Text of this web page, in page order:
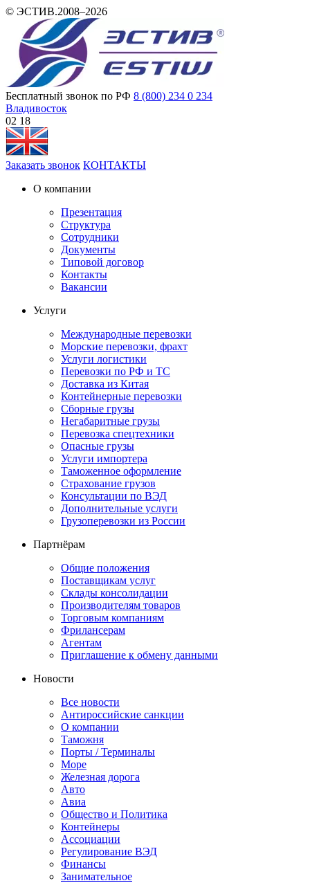
© ЭСТИВ.2008–2026
Бесплатный звонок по РФ 8 (800) 234 0 234
Владивосток
02 18
Заказать звонок КОНТАКТЫ
О компании
Презентация
Структура
Сотрудники
Документы
Типовой договор
Контакты
Вакансии
Услуги
Международные перевозки
Морские перевозки, фрахт
Услуги логистики
Перевозки по РФ и ТС
Доставка из Китая
Контейнерные перевозки
Сборные грузы
Негабаритные грузы
Перевозка спецтехники
Опасные грузы
Услуги импортера
Таможенное оформление
Страхование грузов
Консультации по ВЭД
Дополнительные услуги
Грузоперевозки из России
Партнёрам
Общие положения
Поставщикам услуг
Склады консолидации
Производителям товаров
Торговым компаниям
Фрилансерам
Агентам
Приглашение к обмену данными
Новости
Все новости
Антироссийские санкции
О компании
Таможня
Порты / Терминалы
Море
Железная дорога
Авто
Авиа
Общество и Политика
Контейнеры
Ассоциации
Регулирование ВЭД
Финансы
Занимательное